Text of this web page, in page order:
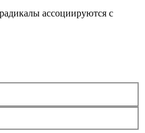
ассоциируются с